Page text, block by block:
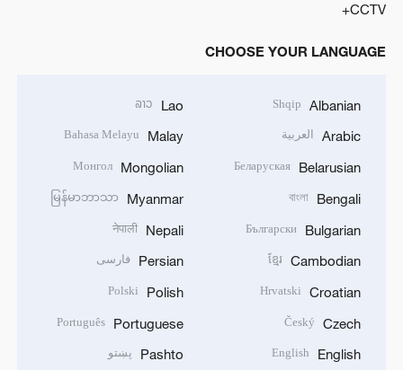
CCTV+
CHOOSE YOUR LANGUAGE
Albanian
Shqip
Arabic العربية
Belarusian
Беларуская
Bengali
বাংলা
Bulgarian
Български
Cambodian
ខ្មែរ
Croatian
Hrvatski
Czech
Český
English
English
Lao
ລາວ
Malay
Bahasa Melayu
Mongolian
Монгол
Myanmar
မြန်မာဘာသာ
Nepali
नेपाली
Persian فارسی
Polish
Polski
Portuguese
Português
Pashto پښتو